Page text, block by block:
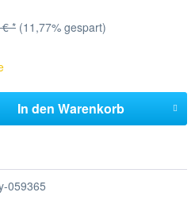
* (11,77% gespart)
In den Warenkorb
059365